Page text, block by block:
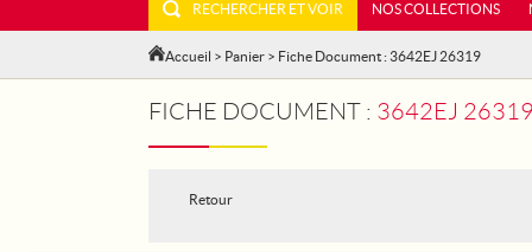
RECHERCHER ET VOIR NOS COLLECTIONS
Accueil > Panier > Fiche Document : 3642EJ 26319
FICHE DOCUMENT : 3642EJ 26319 -
Retour